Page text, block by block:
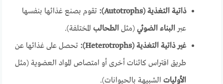
ذاتية التغذية (Autotrophs):
تقوم بصنع غذائها بنفسها
عبرالبناء الضوئي (مثلالطحالب المختلفة).
غير ذاتية التغذية (Heterotrophs):
تحصل على غذائها عن
طريق افتراس كائنات أخرى أو امتصاص المواد العضوية (مثل
الأوليات الشبيهة بالحيوانات).